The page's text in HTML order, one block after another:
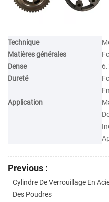
Technique
Matières générales
Dense
Dureté
Application
Previous :
Cylindre De Verrouillage En
Des Poudres